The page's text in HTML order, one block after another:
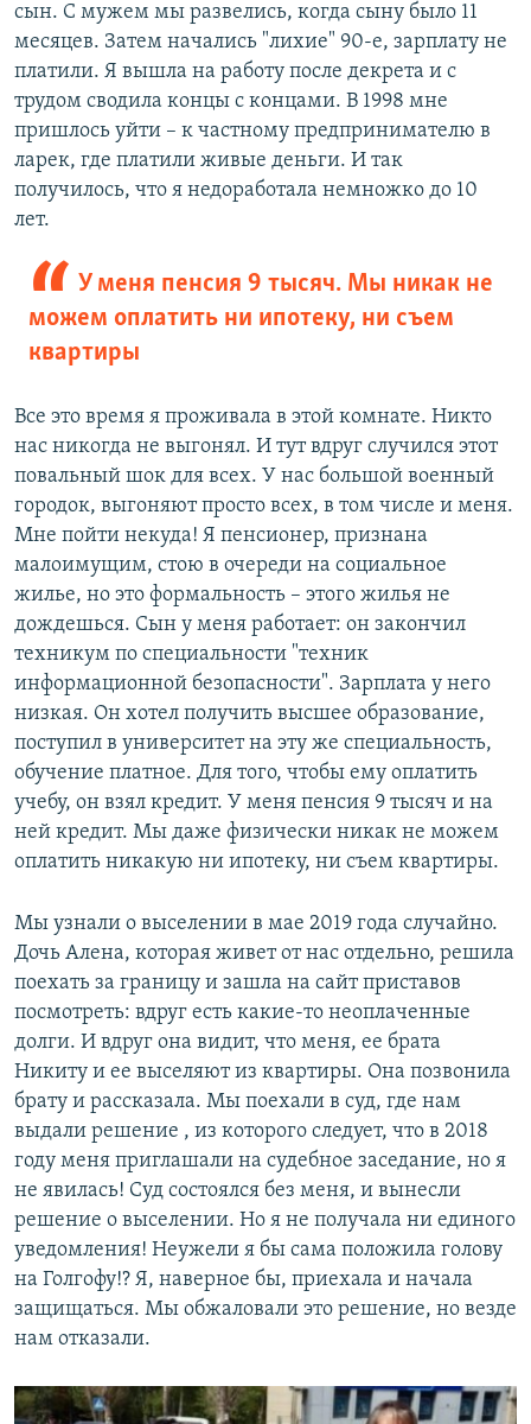
сын. С мужем мы развелись, когда сыну было 11
месяцев. Затем начались "лихие" 90-е, зарплату не
платили. Я вышла на работу после декрета и с
трудом сводила концы с концами. В 1998 мне
пришлось уйти – к частному предпринимателю в
ларек, где платили живые деньги. И так
получилось, что я недоработала немножко до 10
лет.
У меня пенсия 9 тысяч. Мы никак не
можем оплатить ни ипотеку, ни съем
квартиры
Все это время я проживала в этой комнате. Никто
нас никогда не выгонял. И тут вдруг случился этот
повальный шок для всех. У нас большой военный
городок, выгоняют просто всех, в том числе и меня.
Мне пойти некуда! Я пенсионер, признана
малоимущим, стою в очереди на социальное
жилье, но это формальность – этого жилья не
дождешься. Сын у меня работает: он закончил
техникум по специальности "техник
информационной безопасности". Зарплата у него
низкая. Он хотел получить высшее образование,
поступил в университет на эту же специальность,
обучение платное. Для того, чтобы ему оплатить
учебу, он взял кредит. У меня пенсия 9 тысяч и на
ней кредит. Мы даже физически никак не можем
оплатить никакую ни ипотеку, ни съем квартиры.
Мы узнали о выселении в мае 2019 года случайно.
Дочь Алена, которая живет от нас отдельно, решила
поехать за границу и зашла на сайт приставов
посмотреть: вдруг есть какие-то неоплаченные
долги. И вдруг она видит, что меня, ее брата
Никиту и ее выселяют из квартиры. Она позвонила
брату и рассказала. Мы поехали в суд, где нам
выдали решение , из которого следует, что в 2018
году меня приглашали на судебное заседание, но я
не явилась! Суд состоялся без меня, и вынесли
решение о выселении. Но я не получала ни единого
уведомления! Неужели я бы сама положила голову
на Голгофу!? Я, наверное бы, приехала и начала
защищаться. Мы обжаловали это решение, но везде
нам отказали.